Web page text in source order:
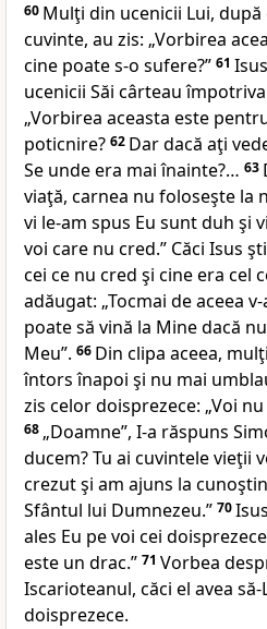
60 Mulţi din ucenicii Lui,
cuvinte, au zis: „Vorbirea
cine poate s-o sufere?” 61
ucenicii Săi cârteau
„Vorbirea aceasta este
poticnire? 62 Dardacă aţi
Se unde era mai înainte?… 63
viaţă, carnea nu foloseşte la
vi le-am spus Eu sunt duh şi
voi care nu cred.” Căci Isus
cei ce nu cred şi cine era cel
adăugat: „Tocmai de aceea
poate să vină la Mine dacă
Meu”. 66 Din clipa aceea,
întors înapoi şi nu mai
zis celor doisprezece: „Voi
68 „Doamne”, I-a răspuns
ducem? Tu ai cuvintelevieţii
crezut şi am ajuns la
Sfântul lui Dumnezeu.” 70
ales Eu pe voi cei
este un drac.” 71 Vorbea
Iscarioteanul, căci el avea
doisprezece.